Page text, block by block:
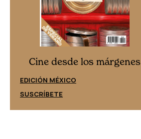
Cine desde los márgenes
EDICIÓN MÉXICO
SUSCRÍBETE